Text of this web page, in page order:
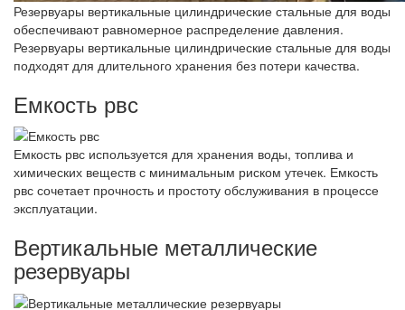
Резервуары вертикальные цилиндрические стальные для воды
обеспечивают равномерное распределение давления.
Резервуары вертикальные цилиндрические стальные для воды
подходят для длительного хранения без потери качества.
Емкость рвс
Емкость рвс используется для хранения воды, топлива и
химических веществ с минимальным риском утечек. Емкость
рвс сочетает прочность и простоту обслуживания в процессе
эксплуатации.
Вертикальные металлические
резервуары